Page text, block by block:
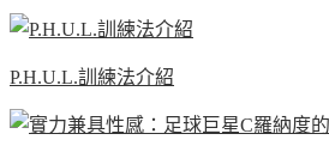
P.H.U.L.訓練法介紹